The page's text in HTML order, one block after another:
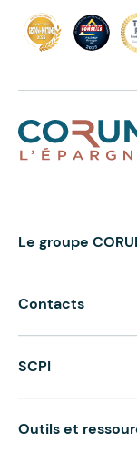
Le groupe
Contacts
SCPI
Outils et